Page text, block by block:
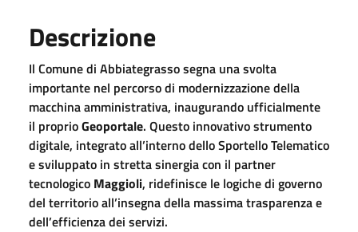
Descrizione
Il Comune di Abbiategrasso segna una svolta
importante nel percorso di modernizzazione della
macchina amministrativa, inaugurando ufficialmente
il proprioGeoportale. Questo innovativo strumento
digitale, integrato all’interno dello Sportello Telematico
e sviluppato in stretta sinergia con il partner
tecnologico Maggioli, ridefinisce le logiche di governo
del territorio all’insegna della massima trasparenza e
dell’efficienza dei servizi.